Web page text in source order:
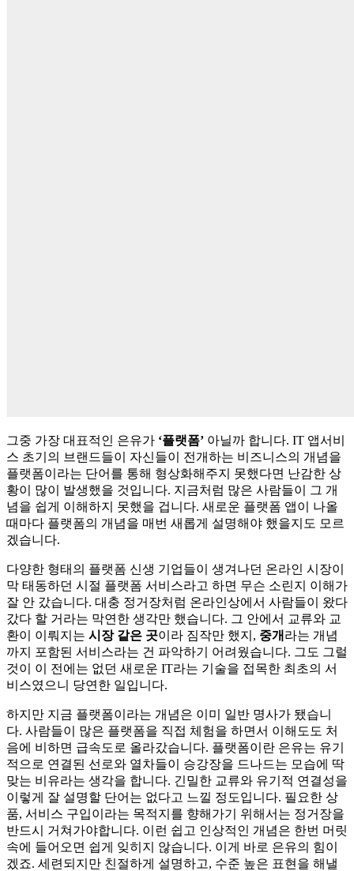
그중 가장 대표적인 은유가 ‘플랫폼’ 아닐까 합니다. IT 앱서비
스 초기의 브랜드들이 자신들이 전개하는 비즈니스의 개념을
플랫폼이라는 단어를 통해 형상화해주지 못했다면 난감한 상
황이 많이 발생했을 것입니다. 지금처럼 많은 사람들이 그 개
념을 쉽게 이해하지 못했을 겁니다. 새로운 플랫폼 앱이 나올
때마다 플랫폼의 개념을 매번 새롭게 설명해야 했을지도 모르
겠습니다.
다양한 형태의 플랫폼 신생 기업들이 생겨나던 온라인 시장이
막 태동하던 시절 플랫폼 서비스라고 하면 무슨 소린지 이해가
잘 안 갔습니다. 대충 정거장처럼 온라인상에서 사람들이 왔다
갔다 할 거라는 막연한 생각만 했습니다. 그 안에서 교류와 교
환이 이뤄지는 시장 같은 곳이라 짐작만 했지, 중개 라는 개념
까지 포함된 서비스라는 건 파악하기 어려웠습니다. 그도 그럴
것이 이 전에는 없던 새로운 IT라는 기술을 접목한 최초의 서
비스였으니 당연한 일입니다.
하지만 지금 플랫폼이라는 개념은 이미 일반 명사가 됐습니
다. 사람들이 많은 플랫폼을 직접 체험을 하면서 이해도도 처
음에 비하면 급속도로 올라갔습니다. 플랫폼이란 은유는 유기
적으로 연결된 선로와 열차들이 승강장을 드나드는 모습에 딱
맞는 비유라는 생각을 합니다. 긴밀한 교류와 유기적 연결성을
이렇게 잘 설명할 단어는 없다고 느낄 정도입니다. 필요한 상
품, 서비스 구입이라는 목적지를 향해가기 위해서는 정거장을
반드시 거쳐가야합니다. 이런 쉽고 인상적인 개념은 한번 머릿
속에 들어오면 쉽게 잊히지 않습니다. 이게 바로 은유의 힘이
겠죠. 세련되지만 친절하게 설명하고, 수준 높은 표현을 해낼